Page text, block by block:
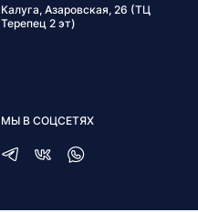
Калуга, Азаровская, 26 (ТЦ
Терепец 2 эт)
МЫ В СОЦСЕТЯХ